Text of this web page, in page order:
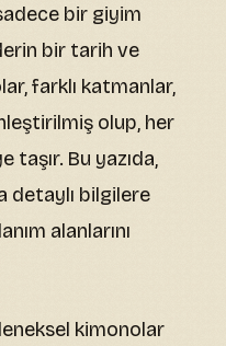
bir giyim
bir tarih ve
farklı katmanlar,
olup, her
taşır. Bu yazıda,
detaylı bilgilere
alanlarını
kimonolar